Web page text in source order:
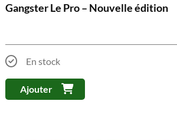
Gangster Le Pro – Nouvelle édition
En stock
Ajouter